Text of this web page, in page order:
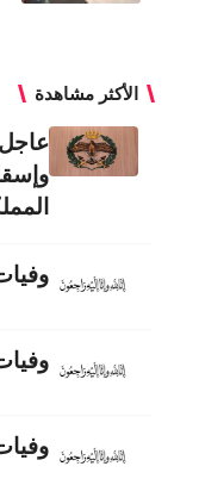
الأكثر مشاهدة
وفيات
وفيات
وفيات